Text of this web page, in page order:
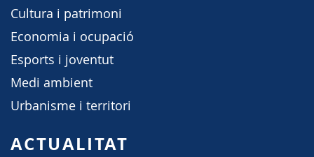
Cultura i patrimoni
Economia i ocupació
Esports i joventut
Medi ambient
Urbanisme i territori
ACTUALITAT